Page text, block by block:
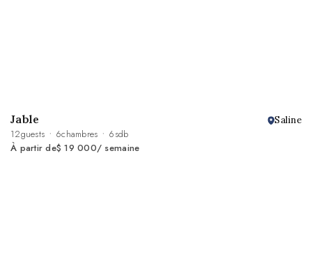
Jable Saline
12guests 6chambres 6sdb
À partir de$ 19 000/ semaine